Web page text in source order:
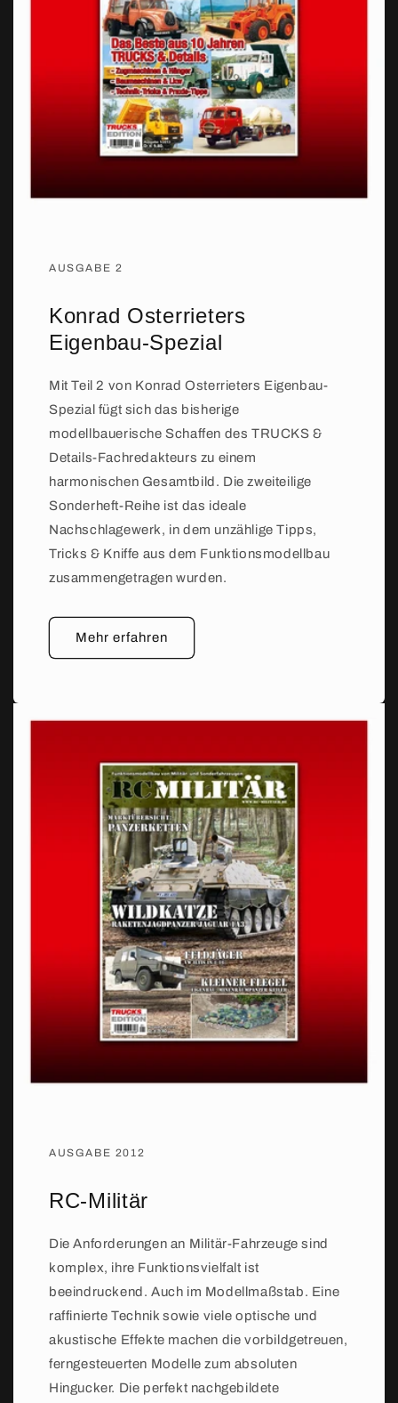
AUSGABE 2
Konrad Osterrieters
Eigenbau-Spezial
Mit Teil 2 von Konrad Osterrieters Eigenbau-
Spezial fügt sich das bisherige
modellbauerische Schaffen des TRUCKS &
Details-Fachredakteurs zu einem
harmonischen Gesamtbild. Die zweiteilige
Sonderheft-Reihe ist das ideale
Nachschlagewerk, in dem unzählige Tipps,
Tricks & Kniffe aus dem Funktionsmodellbau
zusammengetragen wurden.
Mehr erfahren
AUSGABE 2012
RC-Militär
Die Anforderungen an Militär-Fahrzeuge sind
komplex, ihre Funktionsvielfalt ist
beeindruckend. Auch im Modellmaßstab. Eine
raffinierte Technik sowie viele optische und
akustische Effekte machen die vorbildgetreuen,
ferngesteuerten Modelle zum absoluten
Hingucker. Die perfekt nachgebildete